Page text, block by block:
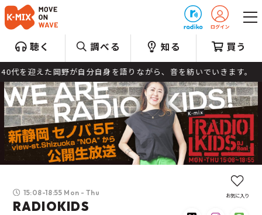
聴く 調べる 知る 買う
えた岡野が自分自身を語りながら、音を紡いでいきます。
15:08-18:55 Mon - Thu
RADIOKIDS
お気に入り